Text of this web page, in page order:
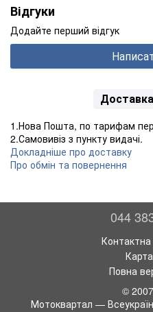
Відгуки
Додайте перший відгук
Доставка
1.Нова Пошта, по тарифам
2.Самовивіз з пункту видачі.
Докладніше про доставку
Про обмін та повернення
044
Контактна
Повна
©
Мотоквартал —